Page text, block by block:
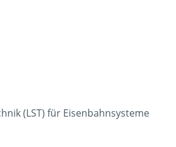
(LST) für Eisenbahnsysteme